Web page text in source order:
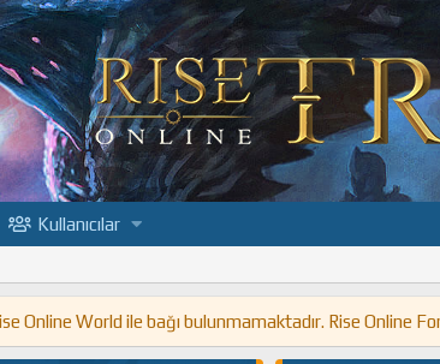
Kullanıcılar
Online World ile bağı bulunmamaktadır. Rise Online